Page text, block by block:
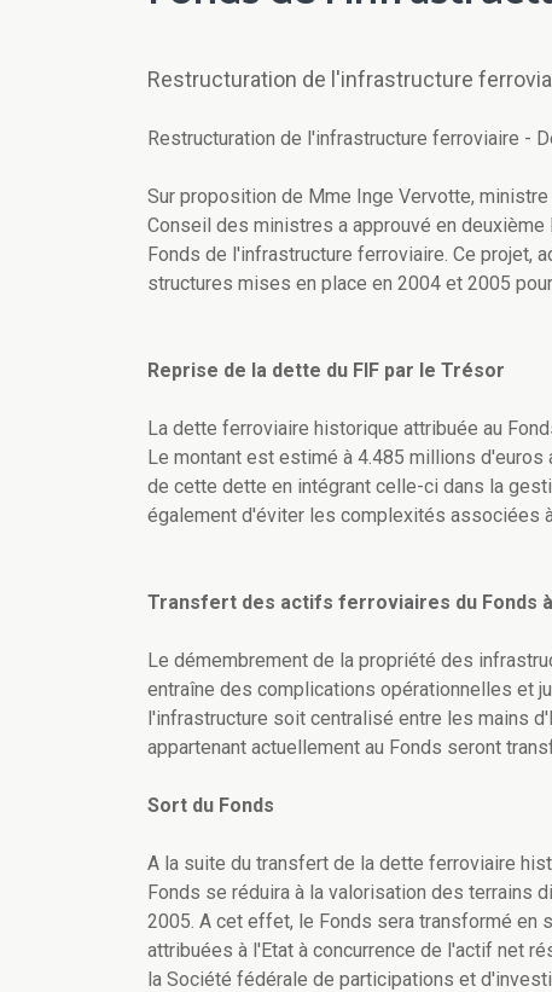
Restructuration de l'infrastructure
Restructuration de l'infrastructure ferroviaire -
Sur proposition de Mme Inge Vervotte,
Conseil des ministres a approuvé en
Fonds de l'infrastructure ferroviaire. Ce projet,
structures mises en place en 2004 et 2005
Reprise de la dette du FIF par le Trésor
La dette ferroviaire historique attribuée au
Le montant est estimé à 4.485 millions
de cette dette en intégrant celle-ci dans la
également d'éviter les complexités associées
Transfert des actifs ferroviaires du Fonds
Le démembrement de la propriété des
entraîne des complications opérationnelles et
l'infrastructure soit centralisé entre les mains
appartenant actuellement au Fonds seront
Sort du Fonds
A la suite du transfert de la dette ferroviaire
Fonds se réduira à la valorisation des terrains
2005. A cet effet, le Fonds sera transformé en
attribuées à l'Etat à concurrence de l'actif net
la Société fédérale de participations et